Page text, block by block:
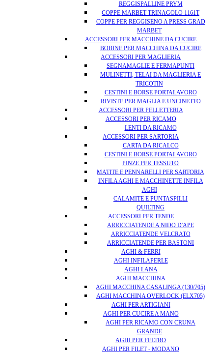
REGGISPALLINE PRYM
COPPE MARBET TRINAGOLO 1161T
COPPE PER REGGISENO A PRESS GRAD
MARBET
ACCESSORI PER MACCHINE DA CUCIRE
BOBINE PER MACCHINA DA CUCIRE
ACCESSORI PER MAGLIERIA
SEGNAMAGLIE E FERMAPUNTI
MULINETTI, TELAI DA MAGLIERIA E
TRICOTIN
CESTINI E BORSE PORTALAVORO
RIVISTE PER MAGLIA E UNCINETTO
ACCESSORI PER PELLETTERIA
ACCESSORI PER RICAMO
LENTI DA RICAMO
ACCESSORI PER SARTORIA
CARTA DA RICALCO
CESTINI E BORSE PORTALAVORO
PINZE PER TESSUTO
MATITE E PENNARELLI PER SARTORIA
INFILA AGHI E MACCHINETTE INFILA
AGHI
CALAMITE E PUNTASPILLI
QUILTING
ACCESSORI PER TENDE
ARRICCIATENDE A NIDO D'APE
ARRICCIATENDE VELCRATO
ARRICCIATENDE PER BASTONI
AGHI & FERRI
AGHI INFILAPERLE
AGHI LANA
AGHI MACCHINA
AGHI MACCHINA CASALINGA (130/705)
AGHI MACCHINA OVERLOCK (ELX705)
AGHI PER ARTIGIANI
AGHI PER CUCIRE A MANO
AGHI PER RICAMO CON CRUNA
GRANDE
AGHI PER FELTRO
AGHI PER FILET - MODANO